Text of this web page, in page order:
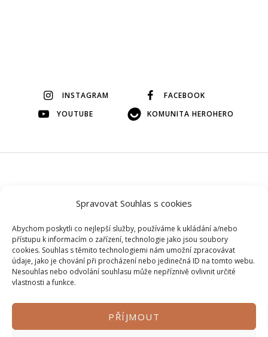
Spravovat Souhlas s cookies
Abychom poskytli co nejlepší služby, používáme k ukládání a/nebo
přístupu k informacím o zařízení, technologie jako jsou soubory
cookies. Souhlas s těmito technologiemi nám umožní zpracovávat
údaje, jako je chování při procházení nebo jedinečná ID na tomto webu.
Nesouhlas nebo odvolání souhlasu může nepříznivě ovlivnit určité
vlastnosti a funkce.
PŘÍJMOUT
INSTAGRAM
FACEBOOK
YOUTUBE
KOMUNITA HEROHERO
svolení si ho prosím nepůjčujte.